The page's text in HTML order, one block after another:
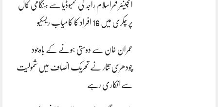
انجینئر قمراسلام راجہ کی کمبوڈیا سے ہنگامی کال
پر چکری میں 16 افراد کا کامیاب ریسکیو
عمران خان سے دوستی ہونے کے باوجود
چودھری نثار نے تحریک انصاف میں شمولیت
سے انکاری رہے